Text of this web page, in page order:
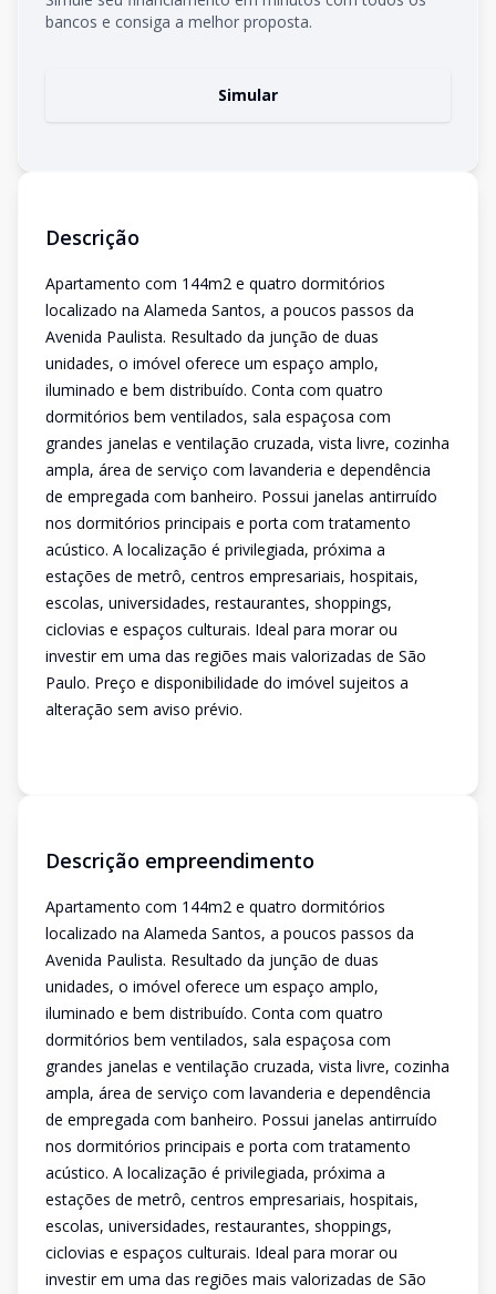
bancos e consiga a melhor proposta.
Simular
Descrição
Apartamento com 144m2 e quatro dormitórios
localizado na Alameda Santos, a poucos passos da
Avenida Paulista. Resultado da junção de duas
unidades, o imóvel oferece um espaço amplo,
iluminado e bem distribuído. Conta com quatro
dormitórios bem ventilados, sala espaçosa com
grandes janelas e ventilação cruzada, vista livre, cozinha
ampla, área de serviço com lavanderia e dependência
de empregada com banheiro. Possui janelas antirruído
nos dormitórios principais e porta com tratamento
acústico. A localização é privilegiada, próxima a
estações de metrô, centros empresariais, hospitais,
escolas, universidades, restaurantes, shoppings,
ciclovias e espaços culturais. Ideal para morar ou
investir em uma das regiões mais valorizadas de São
Paulo. Preço e disponibilidade do imóvel sujeitos a
alteração sem aviso prévio.
Descrição empreendimento
Apartamento com 144m2 e quatro dormitórios
localizado na Alameda Santos, a poucos passos da
Avenida Paulista. Resultado da junção de duas
unidades, o imóvel oferece um espaço amplo,
iluminado e bem distribuído. Conta com quatro
dormitórios bem ventilados, sala espaçosa com
grandes janelas e ventilação cruzada, vista livre, cozinha
ampla, área de serviço com lavanderia e dependência
de empregada com banheiro. Possui janelas antirruído
nos dormitórios principais e porta com tratamento
acústico. A localização é privilegiada, próxima a
estações de metrô, centros empresariais, hospitais,
escolas, universidades, restaurantes, shoppings,
ciclovias e espaços culturais. Ideal para morar ou
investir em uma das regiões mais valorizadas de São